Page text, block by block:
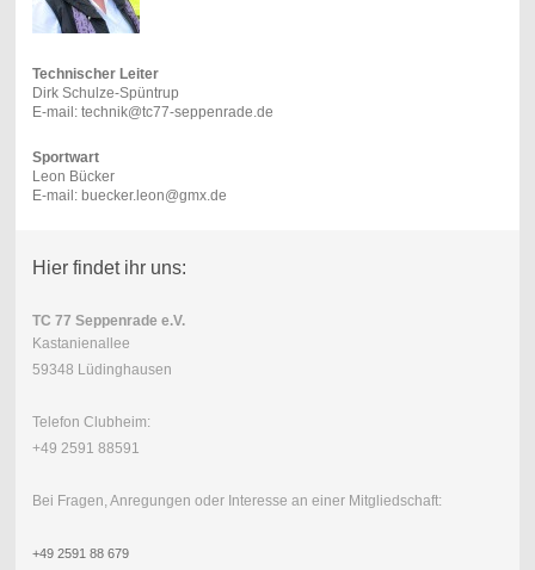
Technischer Leiter
Dirk Schulze-Spüntrup
E-mail: technik@tc77-seppenrade.de
Sportwart
Leon Bücker
E-mail: buecker.leon@gmx.de
Hier findet ihr uns:
TC 77 Seppenrade e.V.
Kastanienallee
59348 Lüdinghausen
Telefon Clubheim:
+49 2591 88591
Bei Fragen, Anregungen oder Interesse an einer Mitgliedschaft:
+49 2591 88 679